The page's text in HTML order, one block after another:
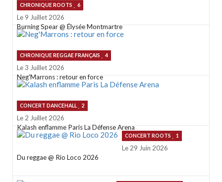
CHRONIQUE ROOTS 6
Le 9 Juillet 2026
Burning Spear @ Élysée Montmartre
CHRONIQUE REGGAE FRANÇAIS 4
Le 3 Juillet 2026
Neg'Marrons : retour en force
CONCERT DANCEHALL 2
Le 2 Juillet 2026
Kalash enflamme Paris La Défense Arena
CONCERT ROOTS 1
Le 29 Juin 2026
Du reggae @ Rio Loco 2026